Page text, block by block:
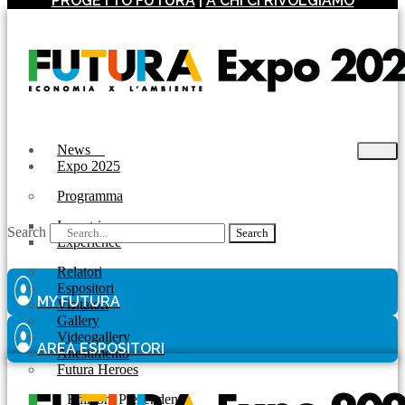
News
Expo 2025
Programma
Incontri
Experience
Relatori
Espositori
Visitatori
Gallery
Videogallery
Allestimento
Futura Heroes
| Edizioni Precendenti
Search Search
MY FUTURA
AREA ESPOSITORI